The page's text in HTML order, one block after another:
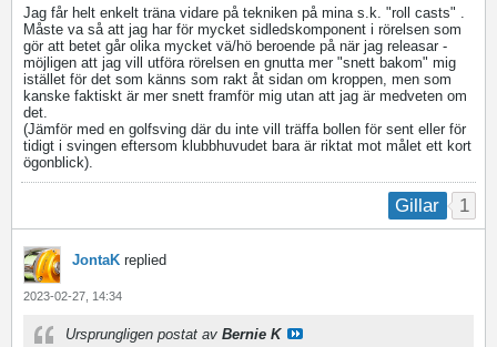
Jag får helt enkelt träna vidare på tekniken på mina s.k. "roll casts" .
Måste va så att jag har för mycket sidledskomponent i rörelsen som
gör att betet går olika mycket vä/hö beroende på när jag releasar -
möjligen att jag vill utföra rörelsen en gnutta mer "snett bakom" mig
istället för det som känns som rakt åt sidan om kroppen, men som
kanske faktiskt är mer snett framför mig utan att jag är medveten om
det.
(Jämför med en golfsving där du inte vill träffa bollen för sent eller för
tidigt i svingen eftersom klubbhuvudet bara är riktat mot målet ett kort
ögonblick).
Gillar 1
JontaK replied
2023-02-27, 14:34
Ursprungligen postat av Bernie K